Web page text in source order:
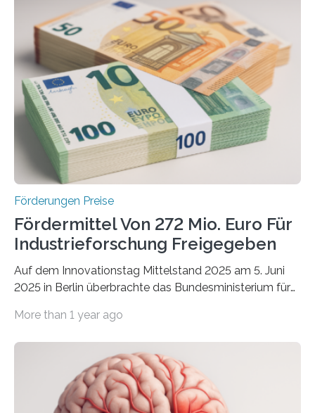
Förderungen Preise
Fördermittel Von 272 Mio. Euro Für
Industrieforschung Freigegeben
Auf dem Innovationstag Mittelstand 2025 am 5. Juni
2025 in Berlin überbrachte das Bundesministerium für
Überplanmäßige Verpflichtungsermächtigungen in
Woche vom Haushaltsausschuss freigegeben – unter
anderem zur Unterstützung der
Industrieforschungsprogramme Industrielle
Gemeinschaftsforschung (IGF), Zentrales
More than 1 year ago